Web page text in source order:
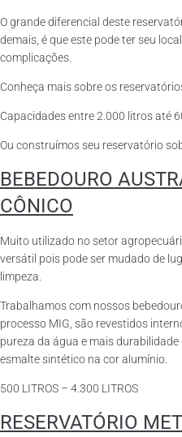
O grande diferencial deste
demais, é que este pode ter seu
complicações.
Conheça mais sobre os
Capacidades entre 2.000 litros até
Ou construímos seu reservatório
BEBEDOURO
CÔNICO
Muito utilizado no setor
versátil pois pode ser mudado de
limpeza.
Trabalhamos com nossos
processo MIG, são revestidos
pureza da água e mais
esmalte sintético na cor alumínio.
500 LITROS – 4.300 LITROS
RESERVATÓRIO